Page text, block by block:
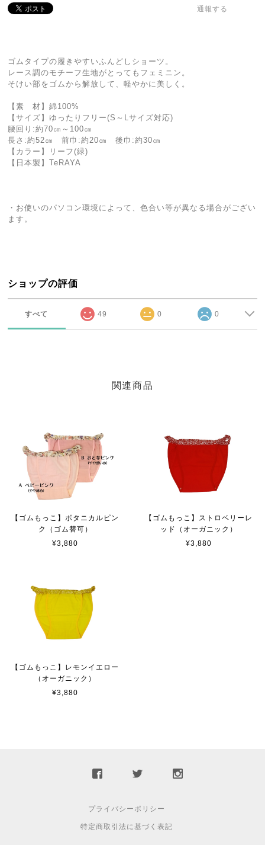
通報する
ゴムタイプの履きやすいふんどしショーツ。
レース調のモチーフ生地がとってもフェミニン。
そけい部をゴムから解放して、軽やかに美しく。
【素 材】綿100%
【サイズ】ゆったりフリー(S～Lサイズ対応)
腰回り:約70㎝～100㎝
長さ:約52㎝ 前巾:約20㎝ 後巾:約30㎝
【カラー】リーフ(緑)
【日本製】TeRAYA
・お使いのパソコン環境によって、色合い等が異なる場合がござい
ます。
ショップの評価
すべて 49 0 0
関連商品
【ゴムもっこ】ボタニカルピン
ク（ゴム替可）
¥3,880
【ゴムもっこ】ストロベリーレ
ッド（オーガニック）
¥3,880
【ゴムもっこ】レモンイエロー
（オーガニック）
¥3,880
プライバシーポリシー
特定商取引法に基づく表記